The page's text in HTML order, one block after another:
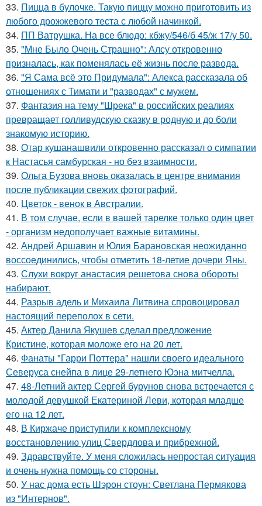
33. Пицца в булочке. Такую пиццу можно приготовить из
любого дрожжевого теста с любой начинкой.
34. ПП Ватрушка. На все блюдо: кбжу/546/б 45/ж 17/у 50.
35. "Мне Было Очень Страшно": Алсу откровенно
призналась, как поменялась её жизнь после развода.
36. "Я Сама всё это Придумала": Алекса рассказала об
отношениях с Тимати и "разводах" с мужем.
37. Фантазия на тему "Шрека" в российских реалиях
превращает голливудскую сказку в родную и до боли
знакомую историю.
38. Отар кушанашвили откровенно рассказал о симпатии
к Настасья самбурская - но без взаимности.
39. Ольга Бузова вновь оказалась в центре внимания
после публикации свежих фотографий.
40. Цветок - венок в Австралии.
41. В том случае, если в вашей тарелке только один цвет
- организм недополучает важные витамины.
42. Андрей Аршавин и Юлия Барановская неожиданно
воссоединились, чтобы отметить 18-летие дочери Яны.
43. Слухи вокруг анастасия решетова снова обороты
набирают.
44. Разрыв адель и Михаила Литвина спровоцировал
настоящий переполох в сети.
45. Актер Данила Якушев сделал предложение
Кристине, которая моложе его на 20 лет.
46. Фанаты "Гарри Поттера" нашли своего идеального
Северуса снейпа в лице 29-летнего Юэна митчелла.
47. 48-Летний актер Сергей бурунов снова встречается с
молодой девушкой Екатериной Леви, которая младше
его на 12 лет.
48. В Киржаче приступили к комплексному
восстановлению улиц Свердлова и прибрежной.
49. Здравствуйте. У меня сложилась непростая ситуация
и очень нужна помощь со стороны.
50. У нас дома есть Шэрон стоун: Светлана Пермякова
из "Интернов".